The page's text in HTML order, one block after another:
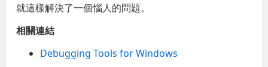
就這樣解決了一個惱人的問題。
相關連結
Debugging Tools for Windows